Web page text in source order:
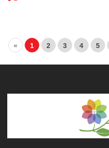
« 1 2 3 4 5